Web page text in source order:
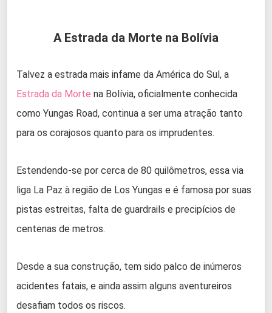
A Estrada da Morte na Bolívia
Talvez a estrada mais infame da América do Sul, a
Estrada da Morte na Bolívia, oficialmente conhecida
como Yungas Road, continua a ser uma atração tanto
para os corajosos quanto para os imprudentes.
Estendendo-se por cerca de 80 quilômetros, essa via
liga La Paz à região de Los Yungas e é famosa por suas
pistas estreitas, falta de guardrails e precipícios de
centenas de metros.
Desde a sua construção, tem sido palco de inúmeros
acidentes fatais, e ainda assim alguns aventureiros
desafiam todos os riscos.